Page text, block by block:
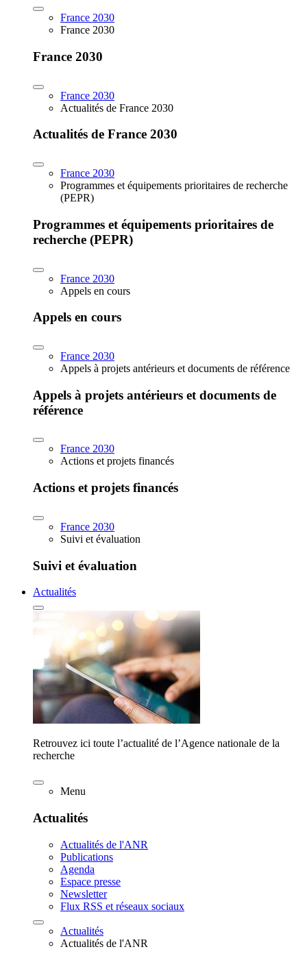
France 2030
France 2030
France 2030
France 2030
Actualités de France 2030
Actualités de France 2030
France 2030
Programmes et équipements prioritaires de recherche
(PEPR)
Programmes et équipements prioritaires de
recherche (PEPR)
France 2030
Appels en cours
Appels en cours
France 2030
Appels à projets antérieurs et documents de référence
Appels à projets antérieurs et documents de
référence
France 2030
Actions et projets financés
Actions et projets financés
France 2030
Suivi et évaluation
Suivi et évaluation
Actualités
Retrouvez ici toute l’actualité de l’Agence nationale de la
recherche
Menu
Actualités
Actualités de l'ANR
Publications
Agenda
Espace presse
Newsletter
Flux RSS et réseaux sociaux
Actualités
Actualités de l'ANR